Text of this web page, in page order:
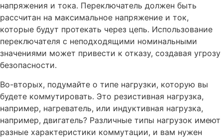
напряжения и тока. Переключатель должен быть
рассчитан на максимальное напряжение и ток,
которые будут протекать через цепь. Использование
переключателя с неподходящими номинальными
значениями может привести к отказу, создавая угрозу
безопасности.
Во-вторых, подумайте о типе нагрузки, которую вы
будете коммутировать. Это резистивная нагрузка,
например, нагреватель, или индуктивная нагрузка,
например, двигатель? Различные типы нагрузок имеют
разные характеристики коммутации, и вам нужен